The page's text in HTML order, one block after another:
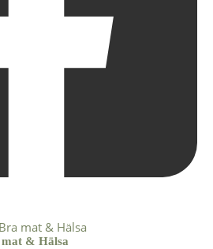
mat & Hälsa